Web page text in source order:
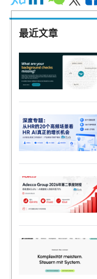
最近文章